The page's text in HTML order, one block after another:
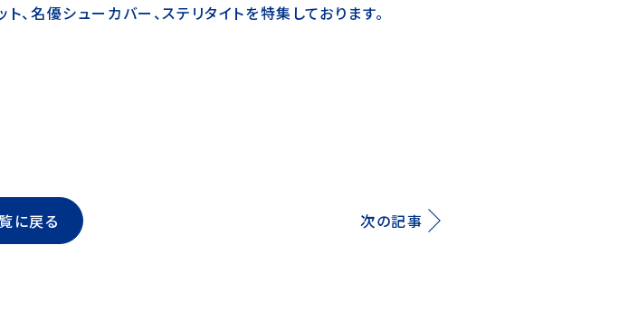
名優シューカバー、ステリタイトを特集しております。
に戻る 次の記事